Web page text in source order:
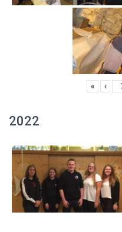
« ‹
2022